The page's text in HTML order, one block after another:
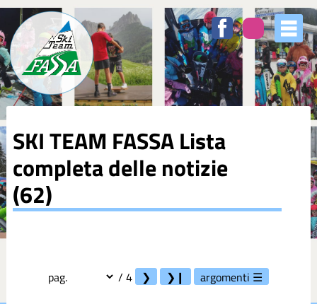
SKI TEAM FASSALista
completa delle notizie
(62)
pag. / 4 argomenti
degli
argomenti
delle
notizie:
5XMILLE
Azzurri
Club
Corsi